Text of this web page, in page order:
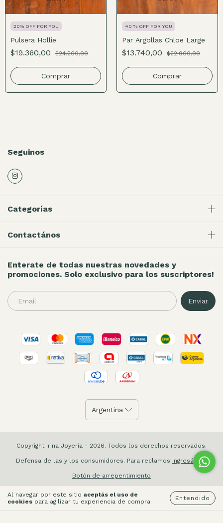
Al navegar por este sitio aceptás el uso de
cookies para agilizar tu experiencia de compra. Entendido
20% OFF FOR YOU
Pulsera Hollie
$19.360,00 $24.200,00
Comprar
40 % OFF FOR YOU
Par Argollas Chloe Large
$13.740,00 $22.900,00
Seguinos
Categorías
Contactános
Enterate de todas nuestras novedades y
promociones. Solo exclusivo para los suscriptores!
Copyright Irina Joyeria - 2026. Todos los derechos reservados.
Defensa de las y los consumidores. Para reclamos ingresá acá.
Botón de arrepentimiento